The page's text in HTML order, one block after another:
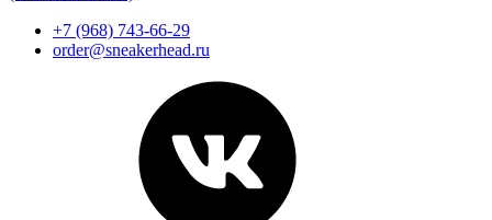
+7 (968) 743-66-29
order@sneakerhead.ru